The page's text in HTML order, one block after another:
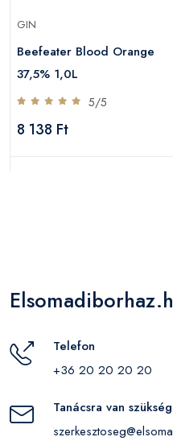
GIN
Beefeater Blood Orange
37,5% 1,0L
5/5
8 138 Ft
Telefon
+36 20 20 20 20
Tanácsra van